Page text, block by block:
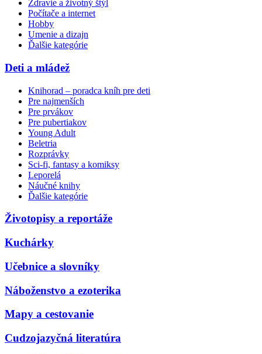
Zdravie a životný štýl
Počítače a internet
Hobby
Umenie a dizajn
Ďalšie kategórie
Deti a mládež
Knihorad – poradca kníh pre deti
Pre najmenších
Pre prvákov
Pre pubertiakov
Young Adult
Beletria
Rozprávky
Sci-fi, fantasy a komiksy
Leporelá
Náučné knihy
Ďalšie kategórie
Životopisy a reportáže
Kuchárky
Učebnice a slovníky
Náboženstvo a ezoterika
Mapy a cestovanie
Cudzojazyčná literatúra